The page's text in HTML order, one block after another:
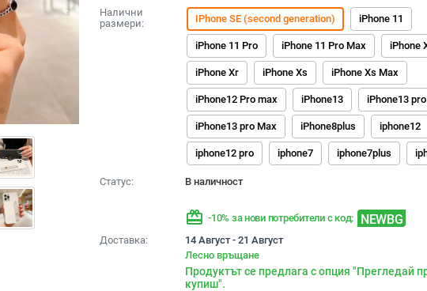
Налични
размери:
IPhone SE (second generation) iPhone 11
iPhone 11 Pro iPhone 11 Pro Max iPhone
iPhone Xr iPhone Xs iPhone Xs Max
iPhone12 Pro max iPhone13 iPhone13 pro
iPhone13 pro Max iPhone8plus iphone12
iphone12 pro iphone7 iphone7plus
Статус: В наличност
redeem -10% за нови потребители с код: NEWBG
Доставка:
14 Август - 21 Август
Лесно връщане
Продуктът се предлага с опция "Прегледай
купиш".